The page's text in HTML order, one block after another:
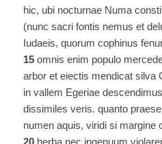
hic, ubi nocturnae Numa
(nunc sacri fontis nemus et
Iudaeis, quorum cophinus
15omnis enim populo
arbor et eiectis mendicat silva
in vallem Egeriae
dissimiles veris. quanto
numen aquis, viridi si margine
20herba nec ingenuum